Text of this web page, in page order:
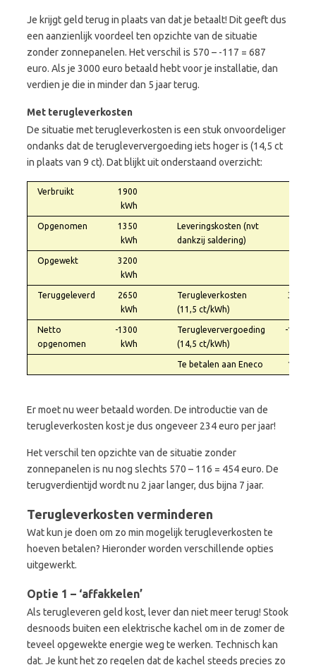
Je krijgt geld terug in plaats van dat je betaalt! Dit geeft dus
een aanzienlijk voordeel ten opzichte van de situatie
zonder zonnepanelen. Het verschil is 570 – -117 = 687
euro. Als je 3000 euro betaald hebt voor je installatie, dan
verdien je die in minder dan 5 jaar terug.
Met terugleverkosten
De situatie met terugleverkosten is een stuk onvoordeliger
ondanks dat de terugleververgoeding iets hoger is (14,5 ct
in plaats van 9 ct). Dat blijkt uit onderstaand overzicht:
Verbruikt
1900
kWh
Opgenomen
1350
kWh
Leveringskosten (nvt
dankzij saldering)
Opgewekt
3200
kWh
Teruggeleverd
2650
kWh
Terugleverkosten
(11,5 ct/kWh)
304,75
Netto
opgenomen
-1300
kWh
Terugleververgoeding
(14,5 ct/kWh)
-188,50
Te betalen aan Eneco 116,25
Er moet nu weer betaald worden. De introductie van de
terugleverkosten kost je dus ongeveer 234 euro per jaar!
Het verschil ten opzichte van de situatie zonder
zonnepanelen is nu nog slechts 570 – 116 = 454 euro. De
terugverdientijd wordt nu 2 jaar langer, dus bijna 7 jaar.
Terugleverkosten verminderen
Wat kun je doen om zo min mogelijk terugleverkosten te
hoeven betalen? Hieronder worden verschillende opties
uitgewerkt.
Optie 1 – ‘affakkelen’
Als terugleveren geld kost, lever dan niet meer terug! Stook
desnoods buiten een elektrische kachel om in de zomer de
teveel opgewekte energie weg te werken. Technisch kan
dat. Je kunt het zo regelen dat de kachel steeds precies zo